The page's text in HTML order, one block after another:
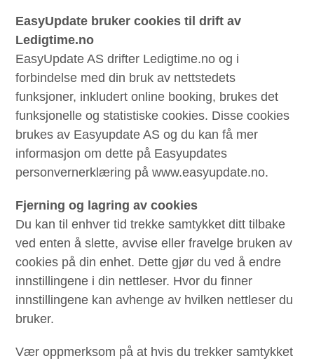
EasyUpdate bruker cookies til drift av
Ledigtime.no
EasyUpdate AS drifter Ledigtime.no og i
forbindelse med din bruk av nettstedets
funksjoner, inkludert online booking, brukes det
funksjonelle og statistiske cookies. Disse cookies
brukes av Easyupdate AS og du kan få mer
informasjon om dette på Easyupdates
personvernerklæring på www.easyupdate.no.
Fjerning og lagring av cookies
Du kan til enhver tid trekke samtykket ditt tilbake
ved enten å slette, avvise eller fravelge bruken av ​​
cookies på din enhet. Dette gjør du ved å endre
innstillingene i din nettleser. Hvor du finner
innstillingene kan avhenge av hvilken nettleser du
bruker.
Vær oppmerksom på at hvis du trekker samtykket